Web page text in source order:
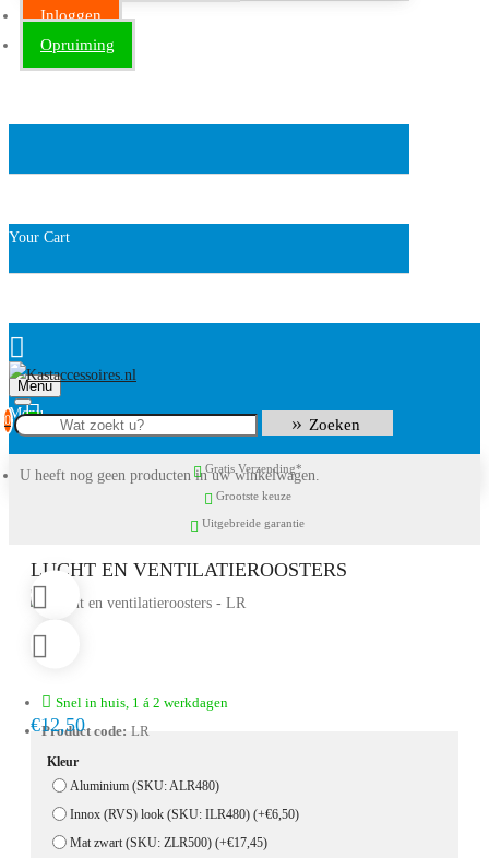
Inloggen
Opruiming
Your Cart
Menu
0
U heeft nog geen producten in uw winkelwagen.
Zoeken
Gratis Verzending*
Grootste keuze
Uitgebreide garantie
LUCHT EN VENTILATIEROOSTERS
Snel in huis, 1 á 2 werkdagen
Product code: LR
€12,50
Kleur
Aluminium (SKU: ALR480)
Innox (RVS) look (SKU: ILR480) (+€6,50)
Mat zwart (SKU: ZLR500) (+€17,45)